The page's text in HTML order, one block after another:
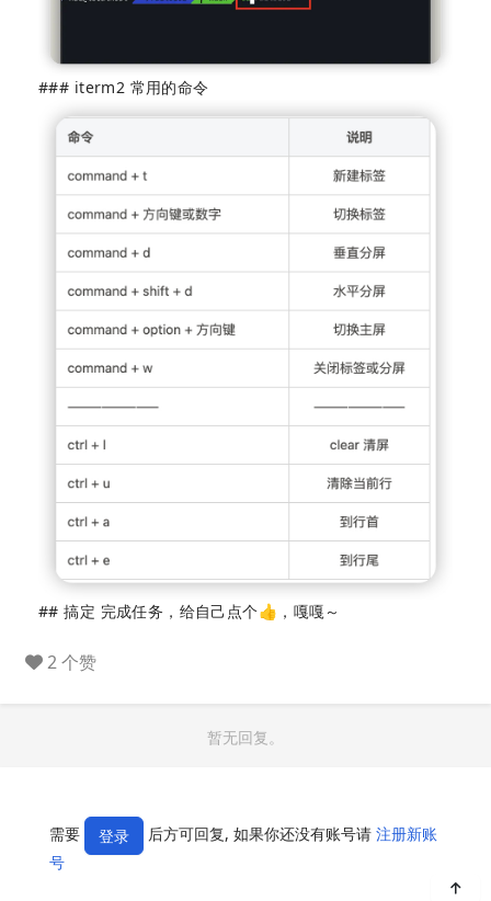
### iterm2 常用的命令
## 搞定 完成任务，给自己点个👍，嘎嘎～
2 个赞
暂无回复。
需要 登录 后方可回复, 如果你还没有账号请 注册新账
号